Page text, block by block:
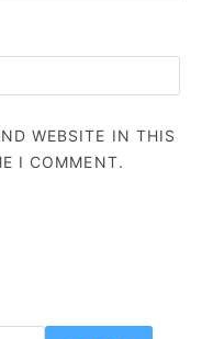
WEBSITE IN THIS
I COMMENT.